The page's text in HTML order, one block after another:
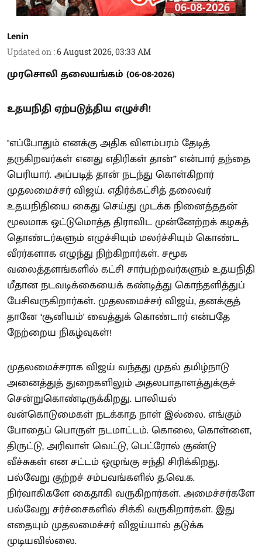
Lenin
Updated on :6 August 2026, 03:33 AM
முரசொலி தலையங்கம் (06-08-2026)
உதயநிதி ஏற்படுத்திய எழுச்சி!
"எப்போதும் எனக்கு அதிக விளம்பரம் தேடித்
தருகிறவர்கள் எனது எதிரிகள் தான்” என்பார் தந்தை
பெரியார். அப்படித் தான் நடந்து கொள்கிறார்
முதலமைச்சர் விஜய். எதிர்க்கட்சித் தலைவர்
உதயநிதியை கைது செய்து முடக்க நினைத்ததன்
மூலமாக ஒட்டுமொத்த திராவிட முன்னேற்றக் கழகத்
தொண்டர்களும் எழுச்சியும் மலர்ச்சியும் கொண்ட
வீரர்களாக எழுந்து நிற்கிறார்கள். சமூக
வலைத்தளங்களில் கட்சி சார்பற்றவர்களும் உதயநிதி
மீதான நடவடிக்கையைக் கண்டித்து கொந்தளித்துப்
பேசிவருகிறார்கள். முதலமைச்சர் விஜய், தனக்குத்
தானே ‘சூனியம்' வைத்துக் கொண்டார் என்பதே
நேற்றைய நிகழ்வுகள்!
முதலமைச்சராக விஜய் வந்தது முதல் தமிழ்நாடு
அனைத்துத் துறைகளிலும் அதலபாதாளத்துக்குச்
சென்றுகொண்டிருக்கிறது. பாலியல்
வன்கொடுமைகள் நடக்காத நாள் இல்லை. எங்கும்
போதைப் பொருள் நடமாட்டம். கொலை, கொள்ளை,
திருட்டு, அரிவாள் வெட்டு, பெட்ரோல் குண்டு
வீச்சுகள் என சட்டம் ஒழுங்கு சந்தி சிரிக்கிறது.
பல்வேறு குற்றச் சம்பவங்களில் த.வெ.க.
நிர்வாகிகளே கைதாகி வருகிறார்கள். அமைச்சர்களே
பல்வேறு சர்ச்சைகளில் சிக்கி வருகிறார்கள். இது
எதையும் முதலமைச்சர் விஜய்யால் தடுக்க
முடியவில்லை.